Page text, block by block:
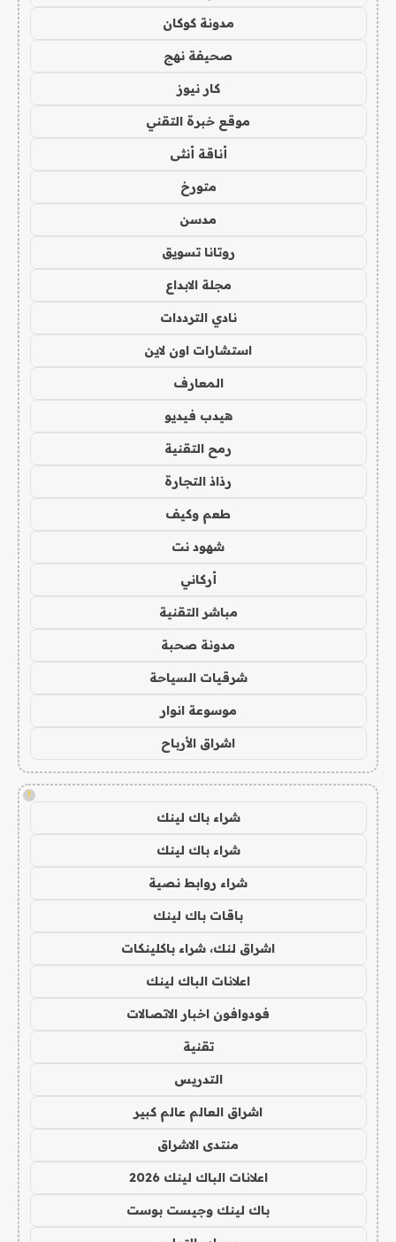
مدونة كوكان
صحيفة نهج
كار نيوز
موقع خبرة التقني
أناقة أنثى
متورخ
مدسن
روتانا تسويق
مجلة الابداع
نادي الترددات
استشارات اون لاين
المعارف
هيدب فيديو
رمح التقنية
رذاذ التجارة
طعم وكيف
شهود نت
أركاني
مباشر التقنية
مدونة صحبة
شرقيات السياحة
موسوعة انوار
اشراق الأرباح
!
شراء باك لينك
شراء باك لينك
شراء روابط نصية
باقات باك لينك
اشراق لنك، شراء باكلينكات
اعلانات الباك لينك
فودوافون اخبار الاتصالات
تقنية
التدريس
اشراق العالم عالم كبير
منتدى الاشراق
اعلانات الباك لينك 2026
باك لينك وجيست بوست